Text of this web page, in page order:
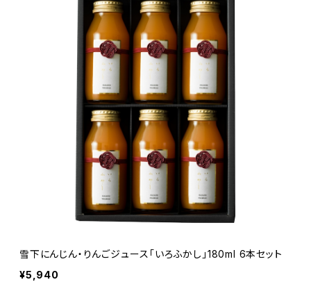
雪下にんじん・りんごジュース「いろふかし」180ml 6本セット
¥5,940